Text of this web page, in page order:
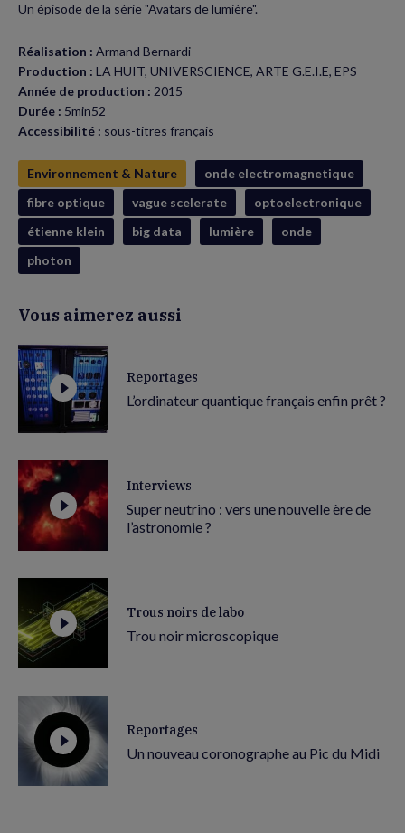
Un épisode de la série "Avatars de lumière".
Réalisation : Armand Bernardi
Production : LA HUIT, UNIVERSCIENCE, ARTE G.E.I.E, EPS
Année de production : 2015
Durée : 5min52
Accessibilité : sous-titres français
Environnement & Nature
onde electromagnetique
fibre optique
vague scelerate
optoelectronique
étienne klein
big data lumière
onde
photon
Vous aimerez aussi
Reportages
L’ordinateur quantique français enfin prêt ?
Interviews
Super neutrino : vers une nouvelle ère de
l’astronomie ?
Trous noirs de labo
Trou noir microscopique
Reportages
Un nouveau coronographe au Pic du Midi